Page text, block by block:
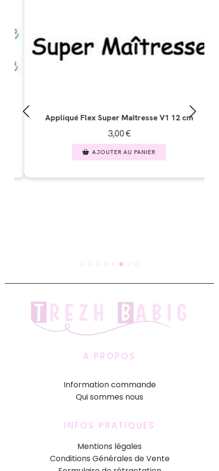
Flex Super Maîtresse V1 12 cm Appliqué Flex
A PROPOS
Information commande
Qui sommes nous
INFOS PRATIQUES
Mentions légales
Conditions Générales de Vente